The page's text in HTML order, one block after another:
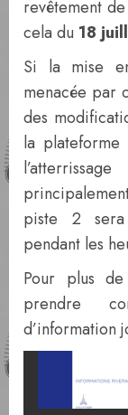
revêtement
cela du 18
Si la mise
menacée par
des
la plateforme
piste 2 sera
pendant les
Pour plus
prendre
d’information